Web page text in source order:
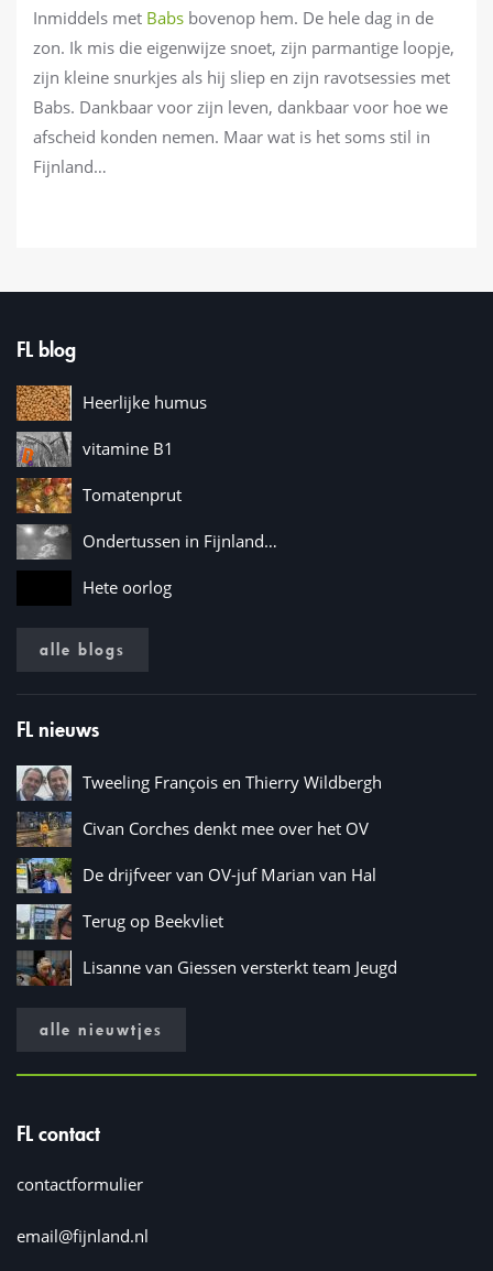
Inmiddels met Babs bovenop hem. De hele dag in de
zon. Ik mis die eigenwijze snoet, zijn parmantige loopje,
zijn kleine snurkjes als hij sliep en zijn ravotsessies met
Babs. Dankbaar voor zijn leven, dankbaar voor hoe we
afscheid konden nemen. Maar wat is het soms stil in
Fijnland…
FL blog
Heerlijke humus
vitamine B1
Tomatenprut
Ondertussen in Fijnland…
Hete oorlog
alle blogs
FL nieuws
Tweeling François en Thierry Wildbergh
Civan Corches denkt mee over het OV
De drijfveer van OV-juf Marian van Hal
Terug op Beekvliet
Lisanne van Giessen versterkt team Jeugd
alle nieuwtjes
FL contact
contactformulier
email@fijnland.nl